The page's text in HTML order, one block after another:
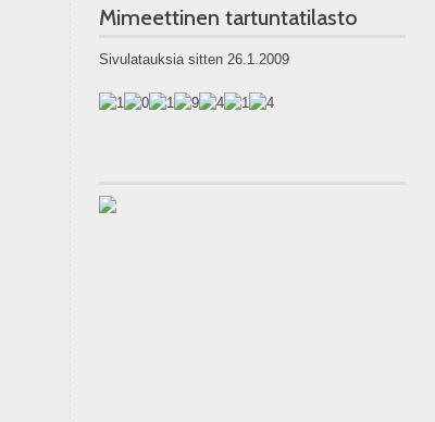
Mimeettinen tartuntatilasto
Sivulatauksia sitten 26.1.2009